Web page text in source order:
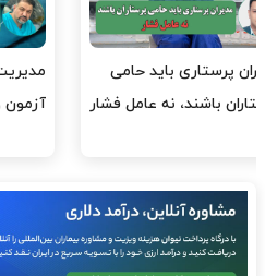
وقت وزیر بهداشت باید صرف
افتتاح پروژه‌ها شود؟